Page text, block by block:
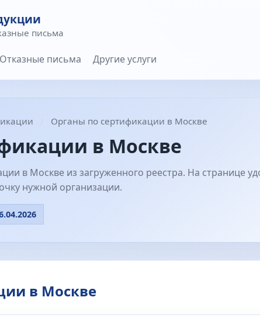
письма
Отказные письма Другие услуги
Органы по сертификации в Москве
в Москве
в Москве из загруженного реестра. На странице
нужной организации.
в Москве